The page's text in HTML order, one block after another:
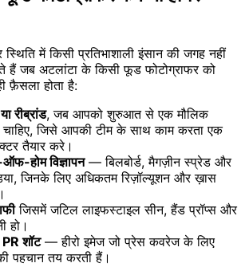
में किसी प्रतिभाशाली इंसान की जगह नहीं
हैं जब अटलांटा के किसी फूड फोटोग्राफर को
फ़ैसला होता है:
रीब्रांड, जब आपको शुरुआत से एक मौलिक
चाहिए, जिसे आपकी टीम के साथ काम करता एक
तैयार करे।
होम विज्ञापन— बिलबोर्ड, मैगज़ीन स्प्रेड और
जिनके लिए अधिकतम रिज़ॉल्यूशन और ख़ास
जिसमें जटिल लाइफस्टाइल सीन, हैंड प्रॉप्स और
हो।
शॉट— हीरो इमेज जो प्रेस कवरेज के लिए
पहचान तय करती हैं।